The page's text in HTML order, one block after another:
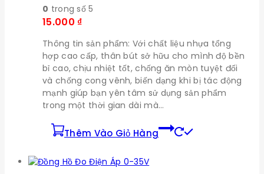
0 trong số 5
15.000 ₫
Thông tin sản phẩm: Với chất liệu nhựa tổng
hợp cao cấp, thân bút sở hữu cho mình độ bền
bỉ cao, chịu nhiệt tốt, chống ăn mòn tuyệt đối
và chống cong vênh, biến dạng khi bị tác động
mạnh giúp bạn yên tâm sử dụng sản phẩm
trong một thời gian dài mà…
Thêm Vào Giỏ Hàng